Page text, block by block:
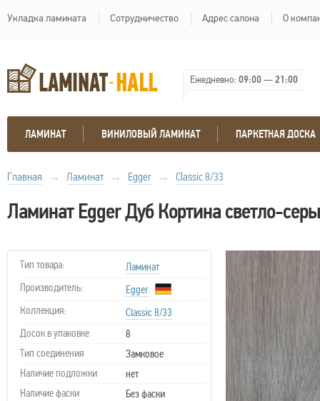
Укладка ламината Сотрудничество Адрес салона О
Ежедневно:09:00—21:00
ЛАМИНАТ ВИНИЛОВЫЙ ЛАМИНАТ ПАРКЕТНАЯ ДОСКА
Главная → Ламинат → Egger → Classic 8/33
Ламинат Egger Дуб Кортина светло-
Тип товара:
Ламинат
Производитель:
Egger
Коллекция:
Classic 8/33
Досок в упаковке
8
Тип соединения
Замковое
Наличие подложки
нет
Наличие фаски
Без фаски